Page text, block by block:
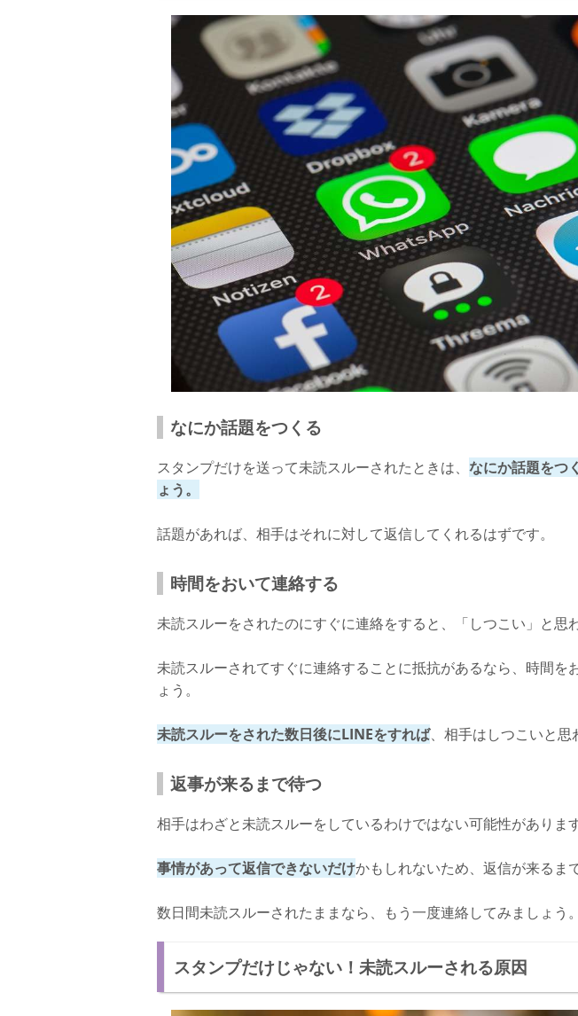
なにか話題をつくる
スタンプだけを送って未読スルーされたときは、 なにか話題をつ
ょう。
話題があれば、相手はそれに対して返信してくれるはずです。
時間をおいて連絡する
未読スルーをされたのにすぐに連絡をすると、「しつこい」と思
未読スルーされてすぐに連絡することに抵抗があるなら、時間を
ょう。
未読スルーをされた数日後にLINEをすれば、相手はしつこいと思
返事が来るまで待つ
相手はわざと未読スルーをしているわけではない可能性があります
事情があって返信できないだけかもしれないため、返信が来るま
数日間未読スルーされたままなら、もう一度連絡してみましょう。
スタンプだけじゃない！未読スルーされる原因